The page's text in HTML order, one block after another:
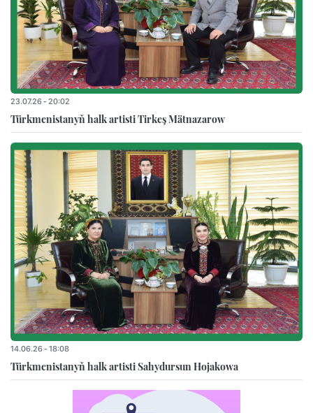
23.07.26 - 20:02
Türkmenistanyň halk artisti Tirkeş Mätnazarow
14.06.26 - 18:08
Türkmenistanyň halk artisti Sahydursun Hojakowa